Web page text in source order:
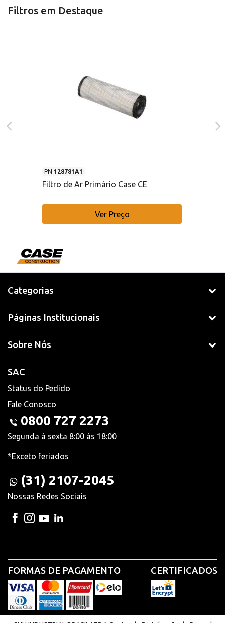
Filtros em Destaque
PN 128781A1
Filtro de Ar Primário Case CE
Ver Preço
Categorias
Páginas Institucionais
Sobre Nós
SAC
Status do Pedido
Fale Conosco
0800 727 2273
Segunda à sexta 8:00 às 18:00
*Exceto feriados
(31) 2107-2045
Nossas Redes Sociais
FORMAS DE PAGAMENTO CERTIFICADOS